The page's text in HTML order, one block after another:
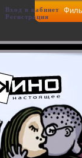
Вход в кабинет
Регистрация